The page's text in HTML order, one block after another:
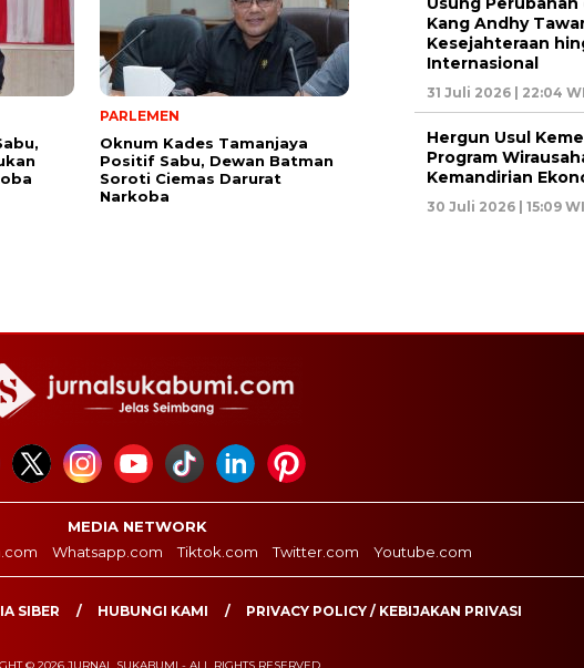
PARLEMEN
Oknum Kades Tamanjaya
Positif Sabu, Dewan Batman
Soroti Ciemas Darurat
Narkoba
Kang Andhy
Kesejahteraan
Internasional
31 Juli 2026 | 22:04
Hergun Usul
Program
Kemandirian
30 Juli 2026 | 15:09
MEDIA NETWORK
Whatsapp.com Tiktok.com Twitter.com Youtube.com
SIBER HUBUNGI KAMI PRIVACY POLICY / KEBIJAKAN PRIVASI